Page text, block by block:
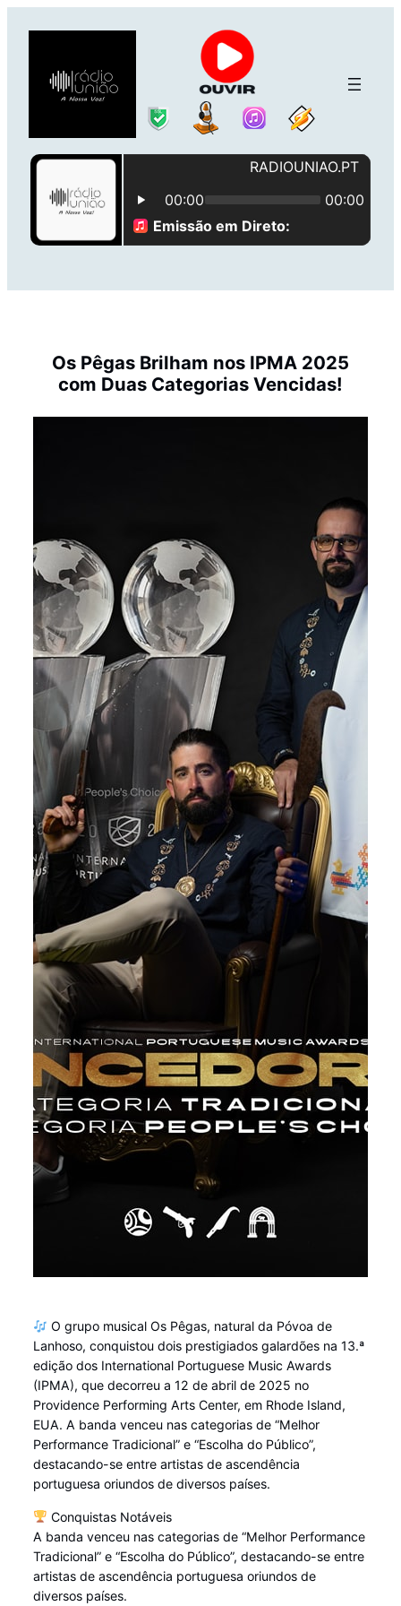
para
conteúdo
Os Pêgas Brilham nos IPMA 2025
com Duas Categorias Vencidas!
O grupo musical Os Pêgas, natural da Póvoa de
Lanhoso, conquistou dois prestigiados galardões na 13.ª
edição dos International Portuguese Music Awards
(IPMA), que decorreu a 12 de abril de 2025 no
Providence Performing Arts Center, em Rhode Island,
EUA. A banda venceu nas categorias de “Melhor
Performance Tradicional” e “Escolha do Público”,
destacando-se entre artistas de ascendência
portuguesa oriundos de diversos países.
Conquistas Notáveis
A banda venceu nas categorias de “Melhor Performance
Tradicional” e “Escolha do Público”, destacando-se entre
artistas de ascendência portuguesa oriundos de
diversos países.